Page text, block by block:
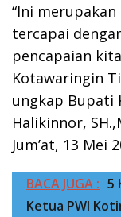
“Ini
tercapai
pencapaian
Kotawaringin
ungkap Bupati
Halikinnor,
Jum’at, 13 Mei
BACA JUGA : 5
Ketua PWI